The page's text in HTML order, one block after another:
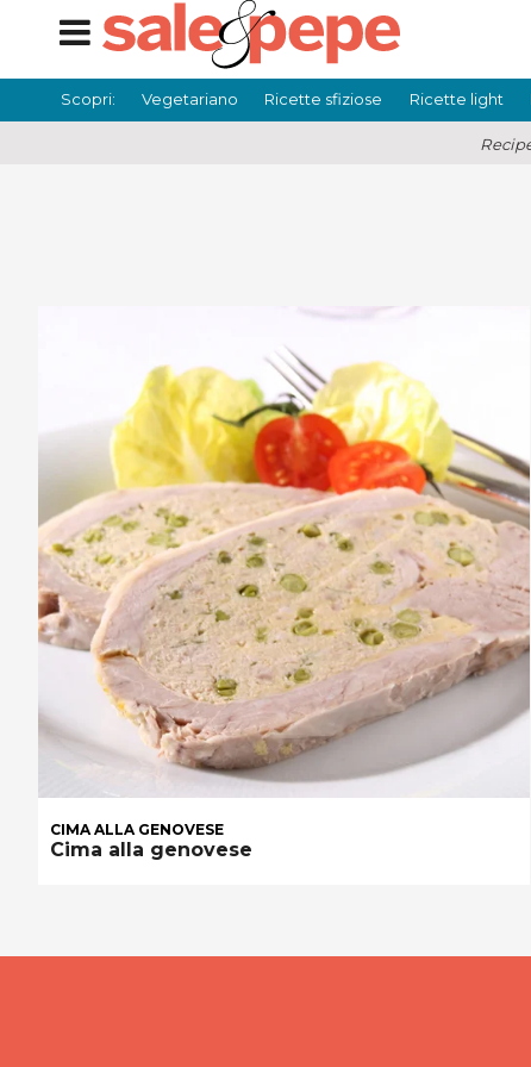
Scopri: Vegetariano Ricette sfiziose Ricette light
CIMA ALLA GENOVESE
Cima alla genovese